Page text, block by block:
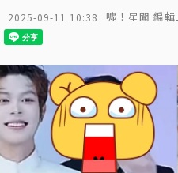
2025-09-11 10:38 噓！星聞 編